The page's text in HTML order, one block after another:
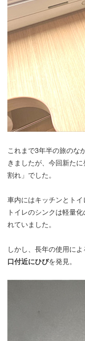
これまで3年半の旅のな
きましたが、今回新た
割れ」でした。
車内にはキッチンとトイ
トイレのシンクは軽量化
れていました。
しかし、長年の使用に
口付近にひびを発見。